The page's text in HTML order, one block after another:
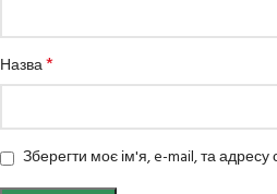
Назва*
Зберегти моє ім'я, e-mail, та